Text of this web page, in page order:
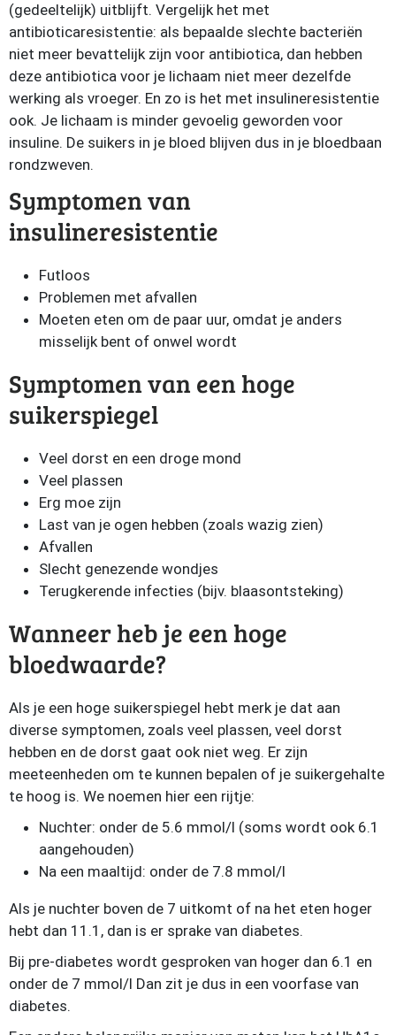
(gedeeltelijk) uitblijft. Vergelijk het met
antibioticaresistentie: als bepaalde slechte bacteriën
niet meer bevattelijk zijn voor antibiotica, dan hebben
deze antibiotica voor je lichaam niet meer dezelfde
werking als vroeger. En zo is het met insulineresistentie
ook. Je lichaam is minder gevoelig geworden voor
insuline. De suikers in je bloed blijven dus in je bloedbaan
rondzweven.
Symptomen van
insulineresistentie
Futloos
Problemen met afvallen
Moeten eten om de paar uur, omdat je anders
misselijk bent of onwel wordt
Symptomen van een hoge
suikerspiegel
Veel dorst en een droge mond
Veel plassen​
Erg moe zijn​
Last van je ogen hebben (zoals wazig zien)​
Afvallen​
Slecht genezende wondjes​
Terugkerende infecties (bijv. blaasontsteking)
Wanneer heb je een hoge
bloedwaarde?
Als je een hoge suikerspiegel hebt merk je dat aan
diverse symptomen, zoals veel plassen, veel dorst
hebben en de dorst gaat ook niet weg. Er zijn
meeteenheden om te kunnen bepalen of je suikergehalte
te hoog is. We noemen hier een rijtje:
Nuchter: onder de 5.6 mmol/l (soms wordt ook 6.1
aangehouden)
Na een maaltijd: onder de 7.8 mmol/l
Als je nuchter boven de 7 uitkomt of na het eten hoger
hebt dan 11.1, dan is er sprake van diabetes.
Bij pre-diabetes wordt gesproken van hoger dan 6.1 en
onder de 7 mmol/l Dan zit je dus in een voorfase van
diabetes.